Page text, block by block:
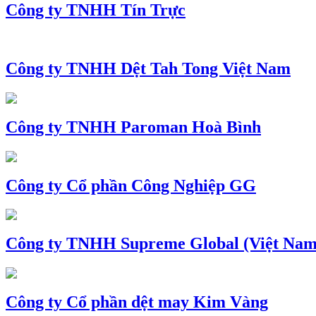
Công ty TNHH Tín Trực
Công ty TNHH Dệt Tah Tong Việt Nam
Công ty TNHH Paroman Hoà Bình
Công ty Cổ phần Công Nghiệp GG
Công ty TNHH Supreme Global (Việt
Công ty Cổ phần dệt may Kim Vàng